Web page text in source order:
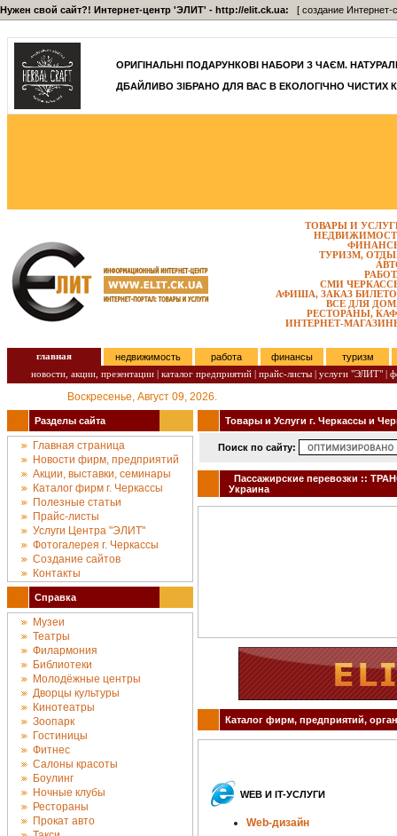
Нужен свой сайт?! Интернет-центр 'ЭЛИТ' - http://elit.ck.ua: [ создание Интернет-
]
ОРИГІНАЛЬНІ ПОДАРУНКОВІ НАБОРИ З ЧАЄМ.
ДБАЙЛИВО ЗІБРАНО ДЛЯ ВАС В ЕКОЛОГІЧНО ЧИСТИХ
ТОВАРЫ И
ТУРИЗМ,
СМИ
АФИША, ЗАКАЗ
ВСЕ ДЛЯ
РЕСТОРАНЫ,
ИНТЕРНЕТ-
главная недвижимость работа финансы
туризм
новости, акции, презентации | каталог предприятий | прайс-листы | услуги "ЭЛИТ" |
Воскресенье, Август 09, 2026.
Разделы сайта
Главная страница
Новости фирм, предприятий
Акции, выставки, семинары
Каталог фирм г. Черкассы
Полезные статьи
Прайс-листы
Услуги Центра "ЭЛИТ"
Фотогалерея г. Черкассы
Создание сайтов
Контакты
Справка
Музеи
Театры
Филармония
Библиотеки
Молодёжные центры
Дворцы культуры
Кинотеатры
Зоопарк
Гостиницы
Фитнес
Салоны красоты
Боулинг
Ночные клубы
Рестораны
Прокат авто
Товары и Услуги г. Черкассы и
Поиск по сайту:
Пассажирские перевозки ::
Украина
Каталог фирм, предприятий,
WEB И IT-УСЛУГИ
Web-дизайн